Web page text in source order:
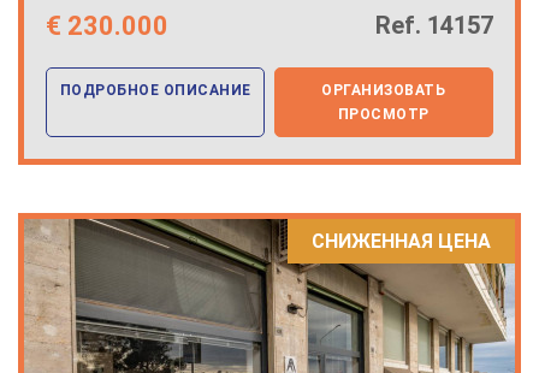
€ 230.000 Ref. 14157
ПОДРОБНОЕ ОПИСАНИЕ
ОРГАНИЗОВАТЬ
ПРОСМОТР
СНИЖЕННАЯ ЦЕНА